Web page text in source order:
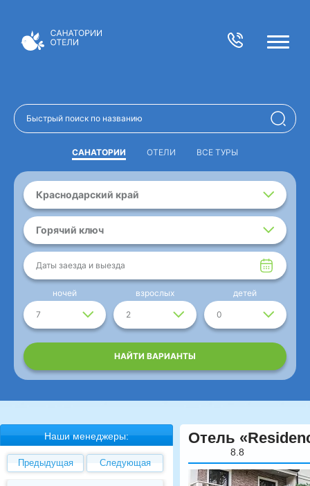
САНАТОРИИ ОТЕЛИ ВСЕ ТУРЫ
Краснодарский край
Горячий ключ
Даты заезда и выезда
7
ночей
2
взрослых
0
детей
НАЙТИ ВАРИАНТЫ
Наши менеджеры:
Предыдущая Следующая
Отель
8.8